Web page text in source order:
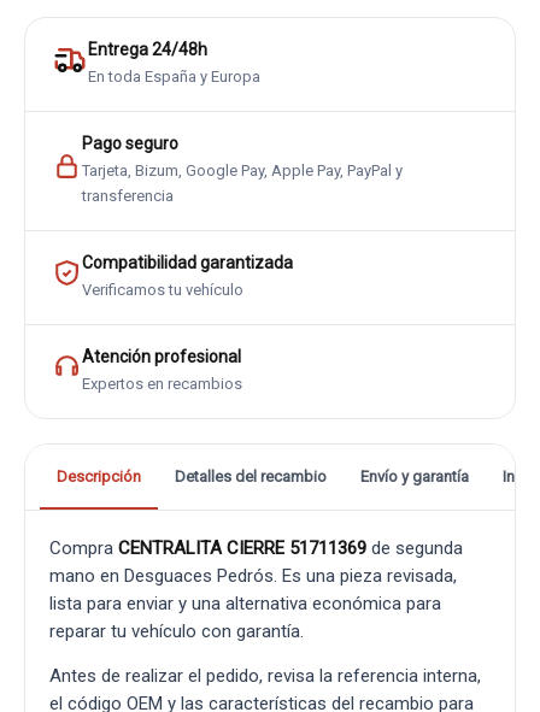
Entrega 24/48h
En toda España y Europa
Pago seguro
Tarjeta, Bizum, Google Pay, Apple Pay, PayPal y
transferencia
Compatibilidad garantizada
Verificamos tu vehículo
Atención profesional
Expertos en recambios
Descripción Detalles del recambio Envío y garantía
Compra CENTRALITA CIERRE 51711369 de segunda
mano en Desguaces Pedrós. Es una pieza revisada,
lista para enviar y una alternativa económica para
reparar tu vehículo con garantía.
Antes de realizar el pedido, revisa la referencia interna,
el código OEM y las características del recambio para